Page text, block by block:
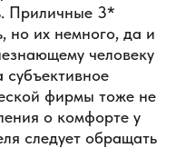
Приличные 3*
но их немного, да и
человеку
субъективное
фирмы тоже не
о комфорте у
следует обращать